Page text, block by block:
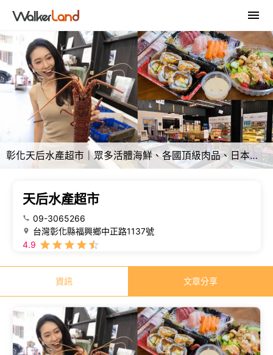
彰化天后水產超市｜眾多活體海鮮、各國頂級肉品、日本零食調味料給你逛，還有現做日料新鮮販售🍣
天后水產超市
09-3065266
台灣彰化縣福興鄉中正路1137號
4.9
資訊 文章分享